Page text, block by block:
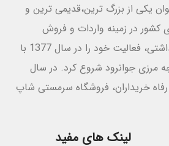
یکی از بزرگ ترین،قدیمی ترین و
کشور در زمینه واردات و فروش
محصولات شوینده و بهداشتی، فعالیت خود را در سال 1377 با
مرزی جوانرود شروع کرد. در سال
و رفاه خریداران، فروشگاه سرمستی شاپ
لینک های مفید